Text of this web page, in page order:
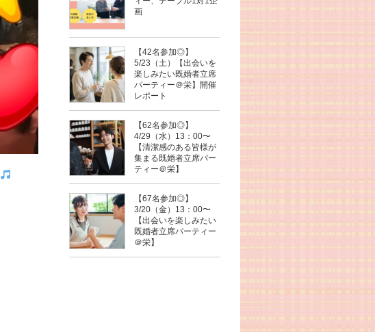
画
【42名参加◎】
5/23（土）【出会いを
楽しみたい既婚者立席
パーティー＠栄】開催
レポート
【62名参加◎】
4/29（水）13：00〜
【清潔感のある皆様が
集まる既婚者立席パー
ティー＠栄】
【67名参加◎】
3/20（金）13：00〜
【出会いを楽しみたい
既婚者立席パーティー
＠栄】